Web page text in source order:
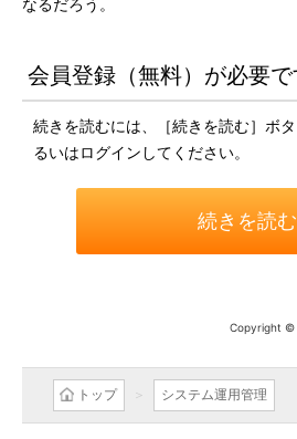
なるだろう。
会員登録（無料）が必要で
続きを読むには、［続きを読む］ボ
るいはログインしてください。
続きを読む
Copyright ©
トップ システム運用管理